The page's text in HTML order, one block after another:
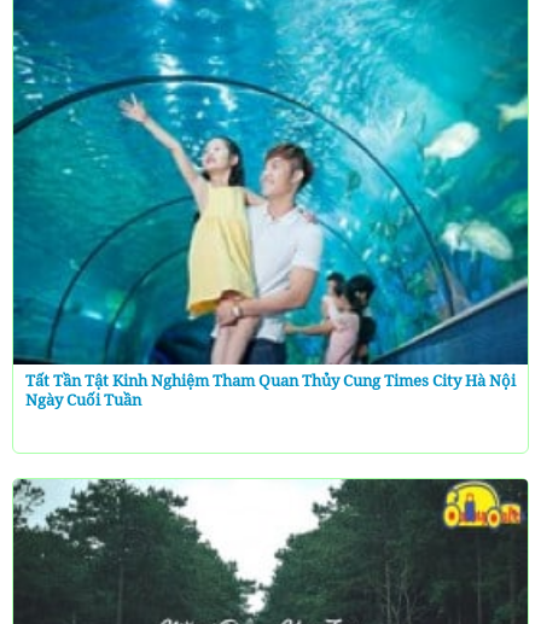
Tất Tần Tật Kinh Nghiệm Tham Quan Thủy Cung Times City Hà Nội
Ngày Cuối Tuần